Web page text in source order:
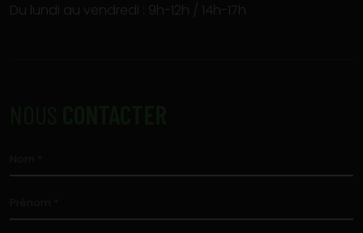
Du lundi au vendredi : 9h-12h / 14h-17h